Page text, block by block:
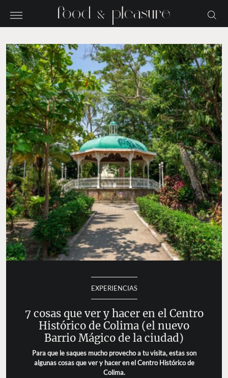
EXPERIENCIAS
7 cosas que ver y hacer en el Centro
Histórico de Colima (el nuevo
Barrio Mágico de la ciudad)
Para que le saques mucho provecho a tu visita, estas son
algunas cosas que ver y hacer en el Centro Histórico de
Colima.